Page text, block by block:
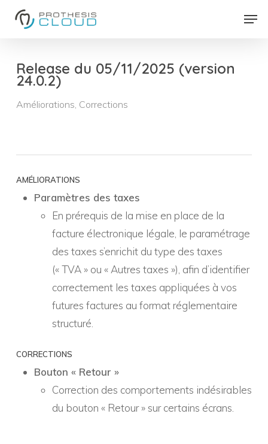
contentRelease du 05/11/2025 (version
24.0.2)
Améliorations, Corrections
AMÉLIORATIONS
Paramètres des taxes
En prérequis de la mise en place de la
facture électronique légale, le paramétrage
des taxes s’enrichit du type des taxes
(« TVA » ou « Autres taxes »), afin d’identifier
correctement les taxes appliquées à vos
futures factures au format réglementaire
structuré.
CORRECTIONS
Bouton « Retour »
Correction des comportements indésirables
du bouton « Retour » sur certains écrans.